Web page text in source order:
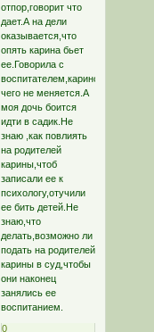
отпор,говорит что
дает.А на дели
оказывается,что
опять карина бьет
ее.Говорила с
чего не меняется.А
моя дочь боится
идти в садик.Не
знаю ,как повлиять
на родителей
карины,чтоб
записали ее к
психологу,отучили
ее бить детей.Не
знаю,что
делать,возможно ли
подать на родителей
карины в суд,чтобы
они наконец
занялись ее
воспитанием.
0